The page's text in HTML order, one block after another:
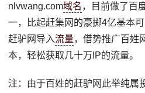
nlvwang.com域名 ，目前做了百
一，比起赶集网的豪掷4亿基本
赶驴网导入流量，借势推广百姓
本，轻松获取几十万IP的流量。
注：由于百姓的赶驴网此举纯属